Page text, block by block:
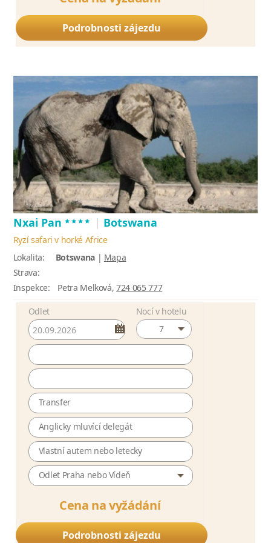
Podrobnosti zájezdu
Nxai Pan **** | Botswana
Ryzí safari v horké Africe
Lokalita:
Botswana| Mapa
Strava:
Inspekce:
Petra Melková,724 065 777
Odlet
Nocí v hotelu
7
Transfer
Anglicky mluvící delegát
Vlastní autem nebo letecky
Odlet Praha nebo Vídeň
Cena na vyžádání
Podrobnosti zájezdu